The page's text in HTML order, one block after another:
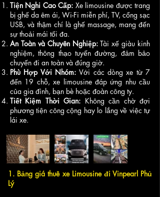
Tiện Nghi Cao Cấp: Xe limousine được trang
bị ghế da êm ái, Wi-Fi miễn phí, TV, cổng sạc
USB, và thậm chí là ghế massage, mang đến
sự thoải mái tối đa.
An Toàn và Chuyên Nghiệp:Tài xế giàu kinh
nghiệm, thông thạo tuyến đường, đảm bảo
chuyến đi an toàn và đúng giờ.
Phù Hợp Với Nhóm:Với các dòng xe từ 7
đến 19 chỗ, xe limousine đáp ứng nhu cầu
của gia đình, bạn bè hoặc đoàn công ty.
Tiết Kiệm Thời Gian: Không cần chờ đợi
phương tiện công cộng hay lo lắng về việc tự
lái xe.
1. Bảng giá thuê xe Limousine đi Vinpearl Phủ
Lý